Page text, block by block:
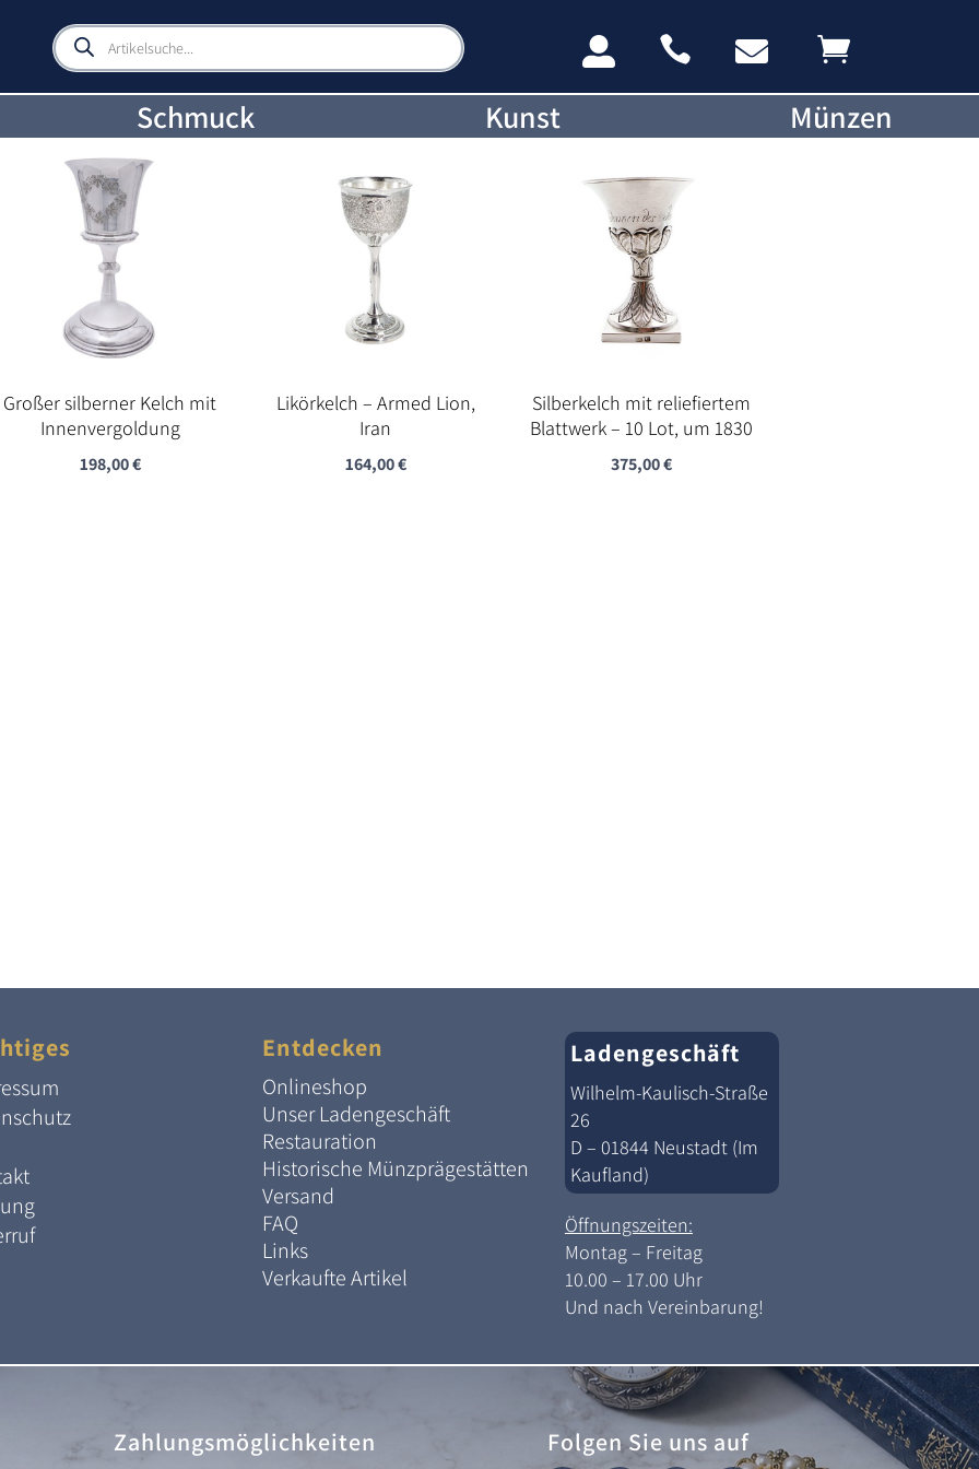
Products
search    
Schmuck Kunst Münzen
Großer silberner Kelch mit
Innenvergoldung
198,00€
Likörkelch – Armed Lion,
Iran
164,00€
Silberkelch mit reliefiertem
Blattwerk – 10 Lot, um 1830
375,00€
Entdecken
Onlineshop
Unser Ladengeschäft
Restauration
Historische Münzprägestätten
Versand
FAQ
Links
Verkaufte Artikel
Ladengeschäft
Wilhelm-Kaulisch-Straße
26
D – 01844 Neustadt (Im
Kaufland)
Öffnungszeiten:
Montag – Freitag
10.00 – 17.00 Uhr
Und nach Vereinbarung!
Zahlungsmöglichkeiten Folgen Sie uns auf